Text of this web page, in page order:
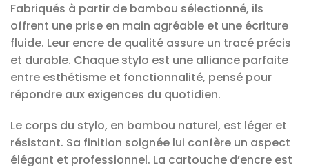
Fabriqués à partir de bambou sélectionné, ils
offrent une prise en main agréable et une écriture
fluide. Leur encre de qualité assure un tracé précis
et durable. Chaque stylo est une alliance parfaite
entre esthétisme et fonctionnalité, pensé pour
répondre aux exigences du quotidien.
Le corps du stylo, en bambou naturel, est léger et
résistant. Sa finition soignée lui confère un aspect
élégant et professionnel. La cartouche d’encre est